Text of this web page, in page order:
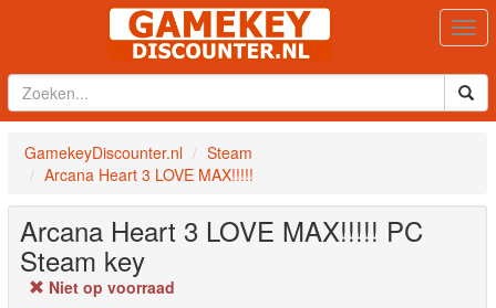
GamekeyDiscounter.nl
Steam
Arcana Heart 3 LOVE MAX!!!!!
Arcana Heart 3 LOVE MAX!!!!! PC
Steam key
Niet op voorraad